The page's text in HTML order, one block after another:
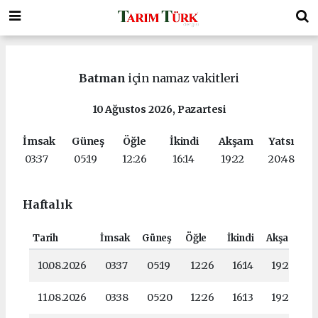
Batman için namaz vakitleri
10 Ağustos 2026, Pazartesi
İmsak
03:37
Güneş
05:19
Öğle
12:26
İkindi
16:14
Akşam
19:22
Yatsı
20:48
Haftalık
Tarih İmsak Güneş Öğle İkindi Akşam
10.08.2026 03:37 05:19 12:26 16:14 19:22
11.08.2026 03:38 05:20 12:26 16:13 19:21